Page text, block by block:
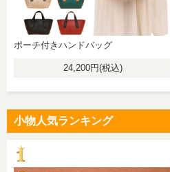
ポーチ付きハンドバッグ
24,200円(税込)
小物人気ランキング